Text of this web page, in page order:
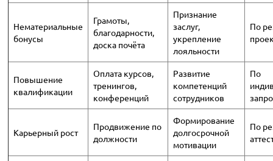
Нематериальные
бонусы
Грамоты,
благодарности,
доска почёта
Признание
заслуг,
укрепление
лояльности
По
Повышение
квалификации
Оплата курсов,
тренингов,
конференций
Развитие
компетенций
сотрудников
По
Карьерный рост
Продвижение по
должности
Формирование
долгосрочной
мотивации
По